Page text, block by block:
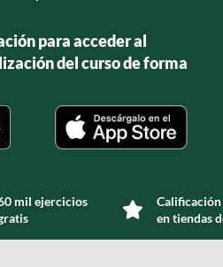
para acceder al
del curso de forma
mil ejercicios
en tiendas